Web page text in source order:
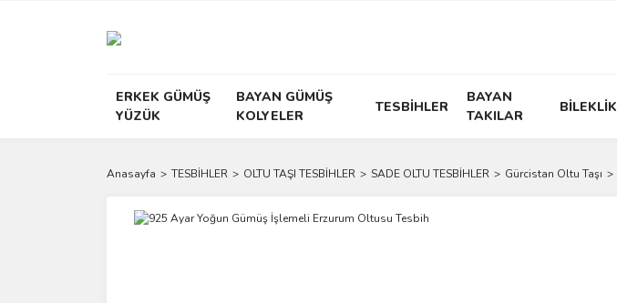
ERKEK GÜMÜŞ
YÜZÜK
BAYAN GÜMÜŞ
KOLYELER
TESBİHLER
BAYAN
TAKILAR
BİLEKLİK
Anasayfa TESBİHLER OLTU TAŞI TESBİHLER SADE OLTU TESBİHLER Gürcistan Oltu Taşı